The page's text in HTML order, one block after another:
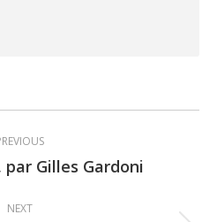
Previous
par Gilles Gardoni
NEXT